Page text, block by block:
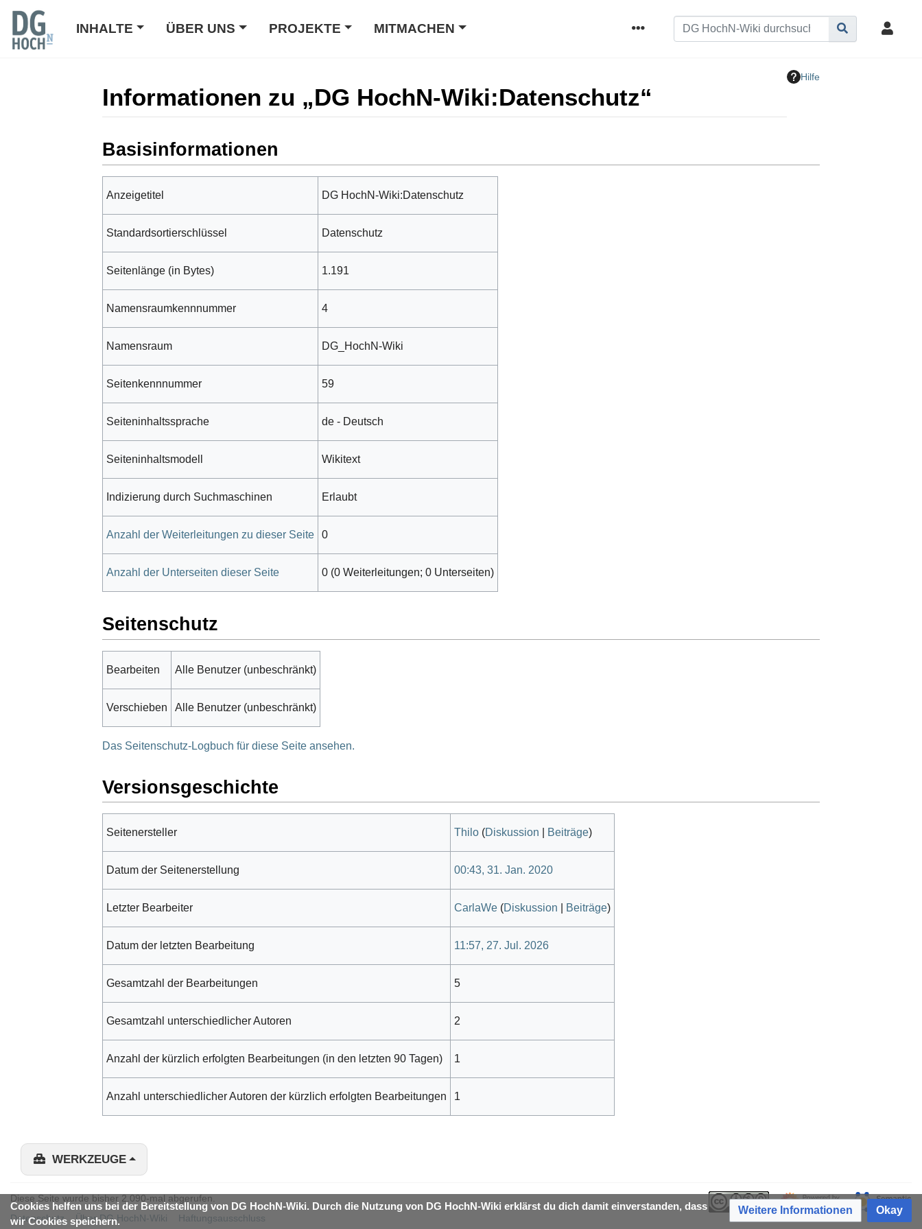
INHALTE ÜBER UNS PROJEKTE MITMACHEN
Hilfe
Informationen zu „DG HochN-Wiki:Datenschutz“
Basisinformationen
Anzeigetitel DG HochN-Wiki:Datenschutz
Standardsortierschlüssel Datenschutz
Seitenlänge (in Bytes) 1.191
Namensraumkennnummer 4
Namensraum DG_HochN-Wiki
Seitenkennnummer 59
Seiteninhaltssprache de - Deutsch
Seiteninhaltsmodell Wikitext
Indizierung durch Suchmaschinen Erlaubt
Anzahl der Weiterleitungen zu dieser Seite 0
Anzahl der Unterseiten dieser Seite 0 (0 Weiterleitungen; 0 Unterseiten)
Seitenschutz
Bearbeiten Alle Benutzer (unbeschränkt)
Verschieben Alle Benutzer (unbeschränkt)
Das Seitenschutz-Logbuch für diese Seite ansehen.
Versionsgeschichte
Seitenersteller Thilo (Diskussion Beiträge)
Datum der Seitenerstellung 00:43, 31. Jan. 2020
Letzter Bearbeiter CarlaWe (Diskussion Beiträge)
Datum der letzten Bearbeitung 11:57, 27. Jul. 2026
Gesamtzahl der Bearbeitungen 5
Gesamtzahl unterschiedlicher Autoren 2
Anzahl der kürzlich erfolgten Bearbeitungen (in den letzten 90 Tagen) 1
Anzahl unterschiedlicher Autoren der kürzlich erfolgten Bearbeitungen 1
Cookies helfen uns bei der Bereitstellung von DG HochN-Wiki. Durch die Nutzung von DG HochN-Wiki erklärst du dich damit einverstanden, dass
wir Cookies speichern.
Weitere Informationen Okay
WERKZEUGE
Diese Seite wurde bisher 2.090-mal abgerufen.
Datenschutz
Über DG HochN-Wiki Haftungsausschluss